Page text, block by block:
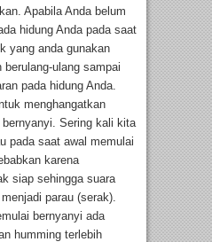
Apabila Anda belum
hidung Anda pada saat
yang anda gunakan
ulang sampai
pada hidung Anda.
menghangatkan
Sering kali kita
pada saat awal memulai
karena
siap sehingga suara
parau (serak).
bernyanyi ada
humming terlebih